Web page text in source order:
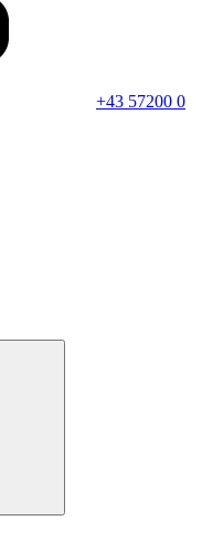
+43 57200 0